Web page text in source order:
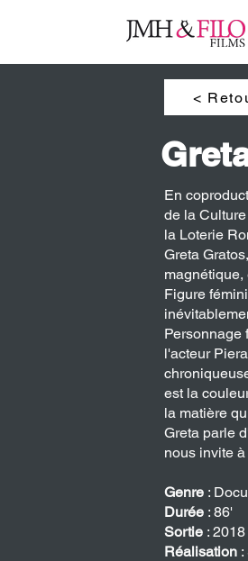
<
En
de la
la Loterie
Greta
magnétique,
Figure
Personnage
l'acteur
est la
la matière
Greta parle
nous invite
Genre :
Durée : 86'
Sortie : 2018
Réalisation